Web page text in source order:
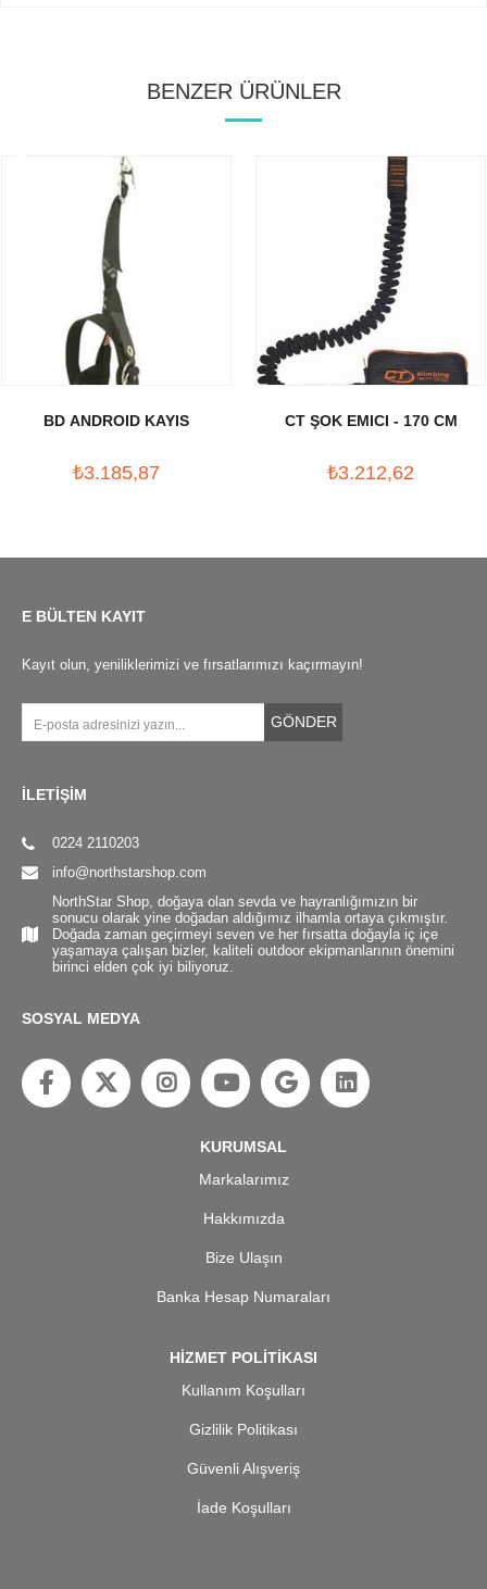
BENZER ÜRÜNLER
BD ANDROID KAYIS
₺3.185,87
CT ŞOK EMICI - 170 CM
₺3.212,62
E BÜLTEN KAYIT
Kayıt olun, yeniliklerimizi ve fırsatlarımızı kaçırmayın!
GÖNDER
İLETİŞİM
0224 2110203
info@northstarshop.com
NorthStar Shop, doğaya olan sevda ve hayranlığımızın bir
sonucu olarak yine doğadan aldığımız ilhamla ortaya çıkmıştır.
Doğada zaman geçirmeyi seven ve her fırsatta doğayla iç içe
yaşamaya çalışan bizler, kaliteli outdoor ekipmanlarının önemini
birinci elden çok iyi biliyoruz.
SOSYAL MEDYA
KURUMSAL
Markalarımız
Hakkımızda
Bize Ulaşın
Banka Hesap Numaraları
HİZMET POLİTİKASI
Kullanım Koşulları
Gizlilik Politikası
Güvenli Alışveriş
İade Koşulları